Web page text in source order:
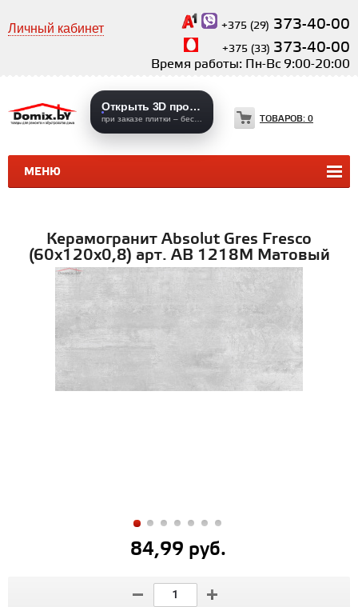
Личный кабинет +375 (29) 373-40-00
+375 (33) 373-40-00
Время работы: Пн-Вс 9:00-20:00
МЕНЮ
Открыть 3D проекты
ТОВАРОВ: 0
КЕРАМИЧЕСКАЯ ПЛИТКА
Керамогранит Absolut Gres Fresco
(60x120х0,8) арт. AB 1218M Матовый
84,99 руб.